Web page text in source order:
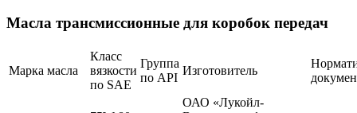
Масла трансмиссионные для коробок передач
Марка масла
Класс
вязкости
по SAE
Группа
по API
Изготовитель
ОАО «Лукойл-